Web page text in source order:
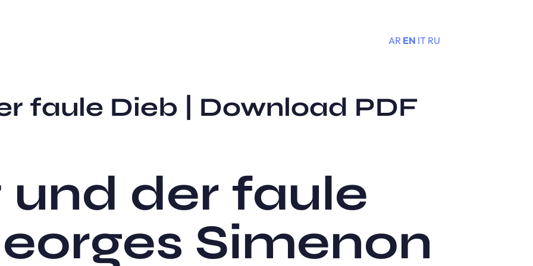
AR EN IT RU
faule Dieb | Download PDF
der faule
Simenon